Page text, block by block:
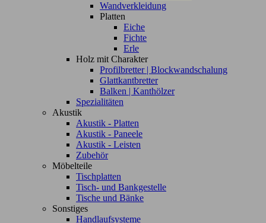
Wandverkleidung
Platten
Eiche
Fichte
Erle
Holz mit Charakter
Profilbretter | Blockwandschalung
Glattkantbretter
Balken | Kanthölzer
Spezialitäten
Akustik
Akustik - Platten
Akustik - Paneele
Akustik - Leisten
Zubehör
Möbelteile
Tischplatten
Tisch- und Bankgestelle
Tische und Bänke
Sonstiges
Handlaufsysteme